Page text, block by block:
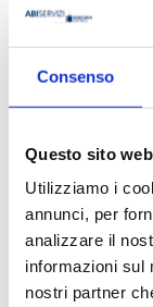
Consenso
Questo sito
Utilizziamo i
annunci, per
analizzare il
informazioni sul
nostri partner
Tutti i campi
DATA DI NASCITA *